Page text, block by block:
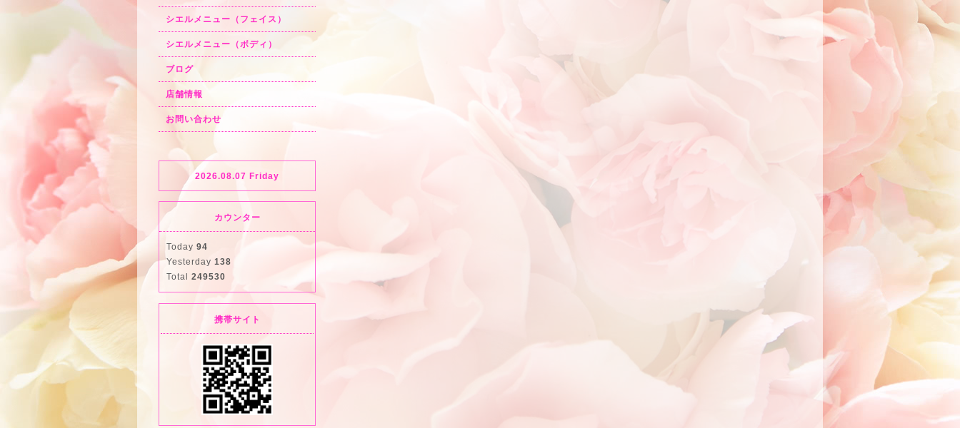
シエルメニュー（フェイス）
シエルメニュー（ボディ）
ブログ
店舗情報
お問い合わせ
2026.08.07 Friday
カウンター
Today 94
Yesterday 138
Total 249530
携帯サイト